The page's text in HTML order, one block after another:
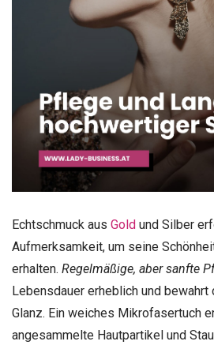
Echtschmuck aus Gold und Silber
Aufmerksamkeit, um seine
erhalten. Regelmäßige, aber sanfte
Lebensdauer erheblich und bewahrt
Glanz. Ein weiches Mikrofasertuch
angesammelte Hautpartikel und